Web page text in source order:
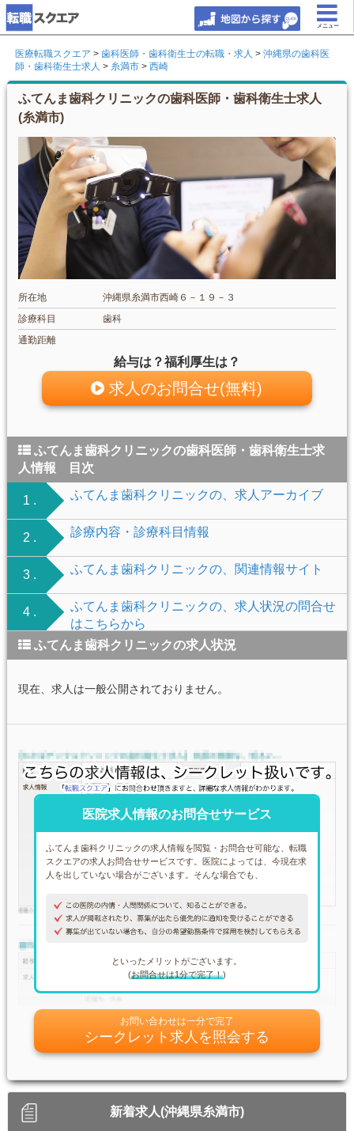
メニュー
医療転職スクエア > 歯科医師・歯科衛生士の転職・求人 > 沖縄県の歯科医
師・歯科衛生士求人 > 糸満市 > 西崎
ふてんま歯科クリニックの歯科医師・歯科衛生士求人
(糸満市)
所在地
沖縄県糸満市西崎６－１９－３
診療科目
歯科
通勤距離
給与は？福利厚生は？
求人のお問合せ(無料)
ふてんま歯科クリニックの歯科医師・歯科衛生士求
人情報 目次
1 . ふてんま歯科クリニックの、求人アーカイブ
2 . 診療内容・診療科目情報
3 . ふてんま歯科クリニックの、関連情報サイト
4 .
ふてんま歯科クリニックの、求人状況の問合せ
はこちらから
ふてんま歯科クリニックの求人状況
現在、求人は一般公開されておりません。
医院求人情報のお問合せサービス
ふてんま歯科クリニックの求人情報を閲覧・お問合せ可能な、転職
スクエアの求人お問合せサービスです。医院によっては、今現在求
人を出していない場合がございます。そんな場合でも、
といったメリットがございます。
(お問合せは1分で完了！)
お問い合わせは一分で完了
シークレット求人を照会する
新着求人(沖縄県糸満市)